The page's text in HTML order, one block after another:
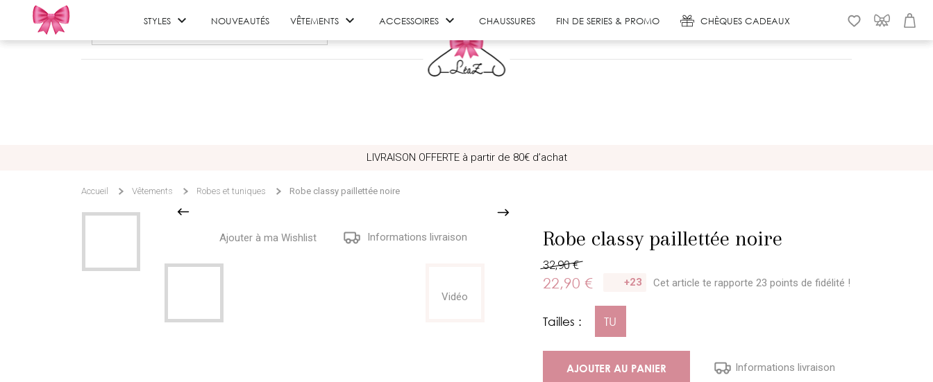
STYLES  NOUVEAUTÉS VÊTEMENTS  ACCESSOIRES  CHAUSSURES FIN DE SERIES & PROMO CHÈQUES CADEAUX
LIVRAISON OFFERTE à partir de 80€ d’achat
Accueil Vêtements Robes et tuniques Robe classy paillettée noire
Ajouter à ma Wishlist Informations livraison
Vidéo
Robe classy paillettée noire
32,90 €
22,90 € +23 Cet article te rapporte 23 points de fidélité !
Tailles : TU
AJOUTER AU PANIER Informations livraison